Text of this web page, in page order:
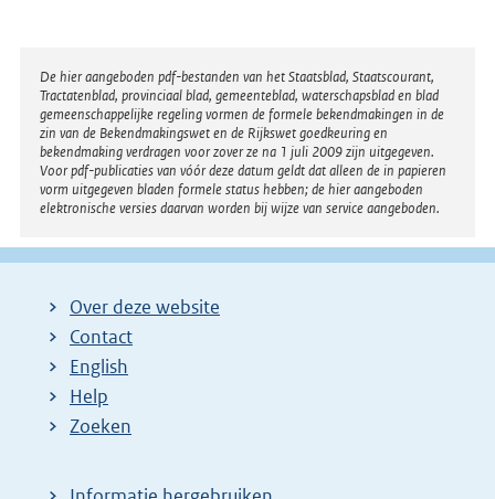
Disclaimer
De hier aangeboden pdf-bestanden van het Staatsblad, Staatscourant,
Tractatenblad, provinciaal blad, gemeenteblad, waterschapsblad en blad
gemeenschappelijke regeling vormen de formele bekendmakingen in de
zin van de Bekendmakingswet en de Rijkswet goedkeuring en
bekendmaking verdragen voor zover ze na 1 juli 2009 zijn uitgegeven.
Voor pdf-publicaties van vóór deze datum geldt dat alleen de in papieren
vorm uitgegeven bladen formele status hebben; de hier aangeboden
elektronische versies daarvan worden bij wijze van service aangeboden.
Over deze website
Contact
English
Help
Zoeken